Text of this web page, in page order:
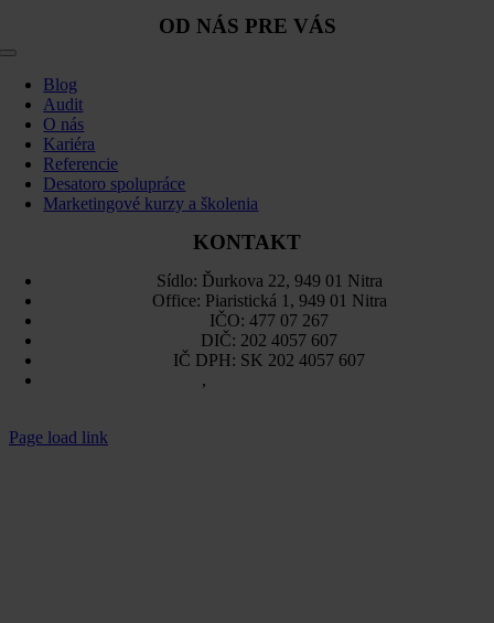
OD NÁS PRE VÁS
Toggle
Navigation
Blog
Audit
O nás
Kariéra
Referencie
Desatoro spolupráce
Marketingové kurzy a školenia
KONTAKT
Sídlo: Ďurkova 22, 949 01 Nitra
Office: Piaristická 1, 949 01 Nitra
IČO: 477 07 267
DIČ: 202 4057 607
IČ DPH: SK 202 4057 607
,
Page load link